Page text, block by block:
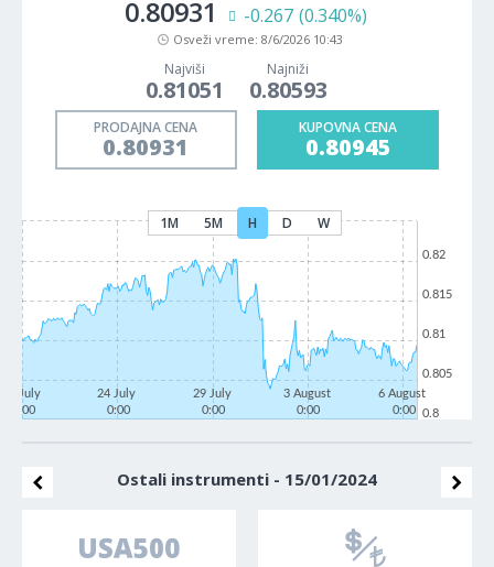
0.80931 -0.267 (0.340%)
Osveži vreme: 8/6/2026 10:43
Najviši
0.81051
Najniži
0.80593
PRODAJNA CENA
0.80931
KUPOVNA CENA
0.80945
1M 5M H D W
21 July
0:00
24 July
0:00
29 July
0:00
3 August
0:00
6 August
0:00 0.8
0.81
0.82
0.805
0.815
Ostali instrumenti - 15/01/2024